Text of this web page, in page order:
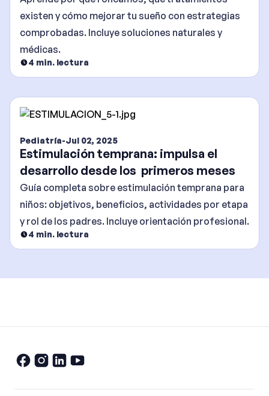
existen y cómo mejorar tu sueño con estrategias
comprobadas. Incluye soluciones naturales y
médicas.
4 min. lectura
Pediatría-Jul 02, 2025
Estimulación temprana: impulsa el
desarrollo desde los primeros meses
Guía completa sobre estimulación temprana para
niños: objetivos, beneficios, actividades por etapa
y rol de los padres. Incluye orientación profesional.
4 min. lectura